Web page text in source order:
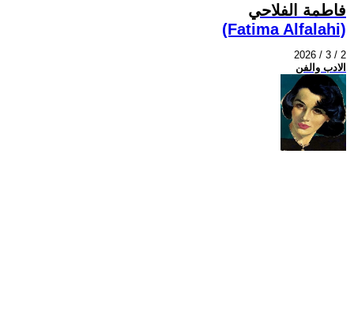
فاطمة الفلاحي
(Fatima Alfalahi)
2026 / 3 / 2
الادب والفن